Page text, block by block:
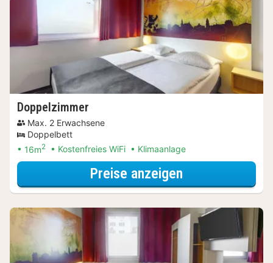
Doppelzimmer
Max. 2 Erwachsene
Doppelbett
16m2 Kostenfreies WiFi Klimaanlage
Preise anzeigen